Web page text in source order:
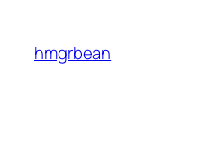
hmgrbean